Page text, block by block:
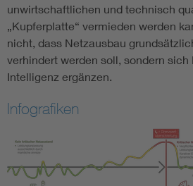
unwirtschaftlichen und technisch
„Kupferplatte“ vermieden werden
nicht, dass Netzausbau
verhindert werden soll, sondern sich
Intelligenz ergänzen.
Infografiken